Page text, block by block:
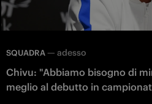
SQUADRA — adesso
Chivu: "Abbiamo bisogno di
meglio al debutto in